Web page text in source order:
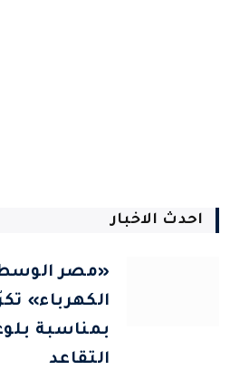
احدث الاخبار
«مصر
الكهرباء»
بمناسبة
التقاعد